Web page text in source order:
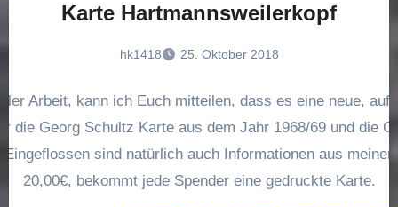
Karte Hartmannsweilerkopf
hk1418 25. Oktober 2018
Arbeit, kann ich Euch mitteilen, dass es eine neue,
die Georg Schultz Karte aus dem Jahr 1968/69 und die
sind natürlich auch Informationen aus
20,00€, bekommt jede Spender eine gedruckte Karte.